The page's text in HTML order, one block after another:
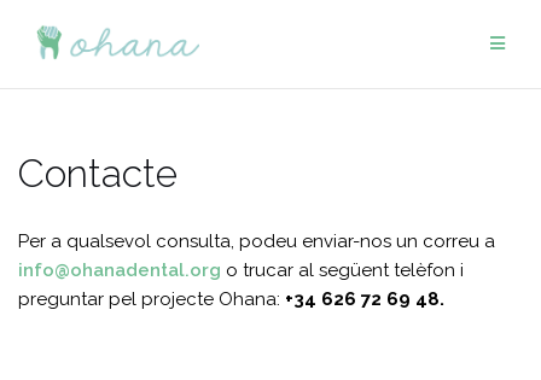
Contacte
Per a qualsevol consulta, podeu enviar-nos un correu a
info@ohanadental.org o trucar al següent telèfon i
preguntar pel projecte Ohana: +34 626 72 69 48.